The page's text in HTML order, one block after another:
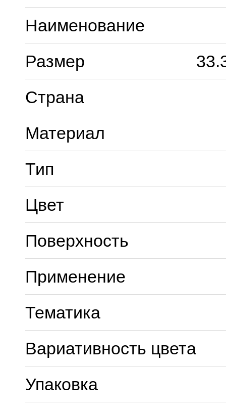
Наименование
Размер
Страна
Материал
Тип
Цвет
Поверхность
Применение
Тематика
Вариативность цвета
Упаковка